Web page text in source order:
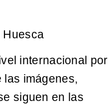
Huesca
internacional por
las imágenes,
siguen en las